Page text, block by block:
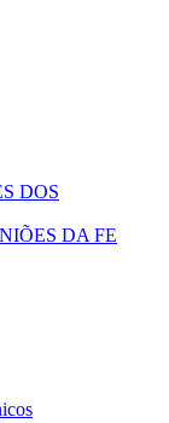
DOS
DA FE